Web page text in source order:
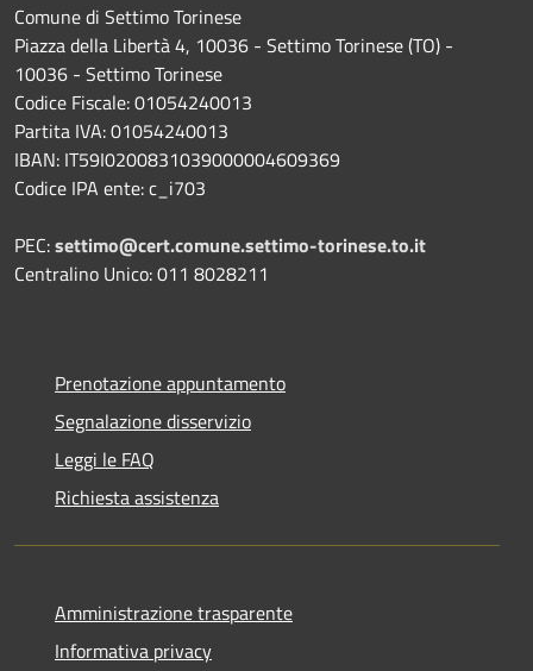
Comune di Settimo Torinese
Piazza della Libertà 4, 10036 - Settimo Torinese (TO) -
10036 - Settimo Torinese
Codice Fiscale: 01054240013
Partita IVA: 01054240013
IBAN: IT59I0200831039000004609369
Codice IPA ente: c_i703
PEC:settimo@cert.comune.settimo-torinese.to.it
Centralino Unico: 011 8028211
Prenotazione appuntamento
Segnalazione disservizio
Leggi le FAQ
Richiesta assistenza
Amministrazione trasparente
Informativa privacy